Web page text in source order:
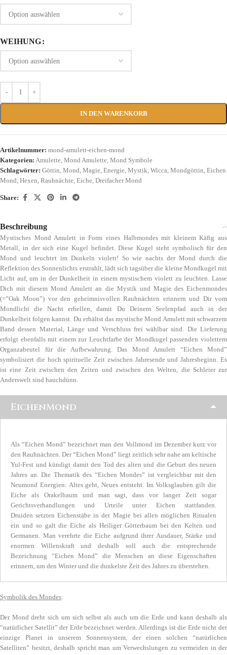
WEIHUNG
IN DEN WARENKORB
Artikelnummer: mond-amulett-eichen-mond
Kategorien: Amulette, Mond Amulette, Mond Symbole
Schlagwörter: Göttin, Mond, Magie, Energie, Mystik, Wicca, Mondgöttin, Eichen
Mond, Hexen, Rauhnächte, Eiche, Dreifacher Mond
Share:
Beschreibung
Mystisches Mond Amulett in Form eines Halbmondes mit kleinem Käfig aus
Metall, in der sich eine Kugel befindet. Diese Kugel steht symbolisch für den
Mond und leuchtet im Dunkeln violett! So wie nachts der Mond durch die
Reflektion des Sonnenlichts erstrahlt, lädt sich tagsüber die kleine Mondkugel mit
Licht auf, um in der Dunkelheit in einem mystischem violett zu leuchten. Lasse
Dich mit diesem Mond Amulett an die Mystik und Magie des Eichenmondes
(=”Oak Moon”) vor den geheimnisvollen Rauhnächten erinnern und Dir vom
Mondlicht die Nacht erhellen, damit Du Deinem Seelenpfad auch in der
Dunkelheit folgen kannst. Du erhältst das mystische Mond Amulett mit schwarzem
Band dessen Material, Länge und Verschluss frei wählbar sind. Die Lieferung
erfolgt ebenfalls mit einem zur Leuchtfarbe der Mondkugel passenden violettem
Organzabeutel für die Aufbewahrung. Das Mond Amulett “Eichen Mond”
symbolisiert die hoch spirituelle Zeit zwischen Jahresende und Jahresbeginn. Es
ist eine Zeit zwischen den Zeiten und zwischen den Welten, die Schleier zur
Anderswelt sind hauchdünn.
EichenMond
Als “Eichen Mond” bezeichnet man den Vollmond im Dezember kurz vor
den Rauhnächten. Der “Eichen Mond” liegt zeitlich sehr nahe am keltische
Yul-Fest und kündigt damit den Tod des alten und die Geburt des neuen
Jahres an. Die Thematik des “Eichen Mondes” ist vergleichbar mit den
Neumond Energien: Altes geht, Neues entsteht. Im Volksglauben gilt die
Eiche als Orakelbaum und man sagt, dass vor langer Zeit sogar
Gerichtsverhandlungen und Urteile unter Eichen stattfanden.
Druiden setzten Eichenstäbe in der Magie bei allen möglichen Ritualen
ein und so galt die Eiche als Heiliger Götterbaum bei den Kelten und
Germanen. Man verehrte die Eiche aufgrund ihrer Ausdauer, Stärke und
enormen Willenskraft und deshalb soll auch die entsprechende
Bezeichnung “Eichen Mond” die Menschen an diese Eigenschaften
erinnern, um den Winter und die dunkelste Zeit des Jahres zu überstehen.
Symbolik des Mondes:
Der Mond dreht sich um sich selbst als auch um die Erde und kann deshalb als
“natürlicher Satellit” der Erde bezeichnet werden. Allerdings ist die Erde nicht der
einzige Planet in unserem Sonnensystem, der einen solchen “natürlichen
Satelliten” besitzt, deshalb spricht man um Verwechslungen zu vermeiden in der